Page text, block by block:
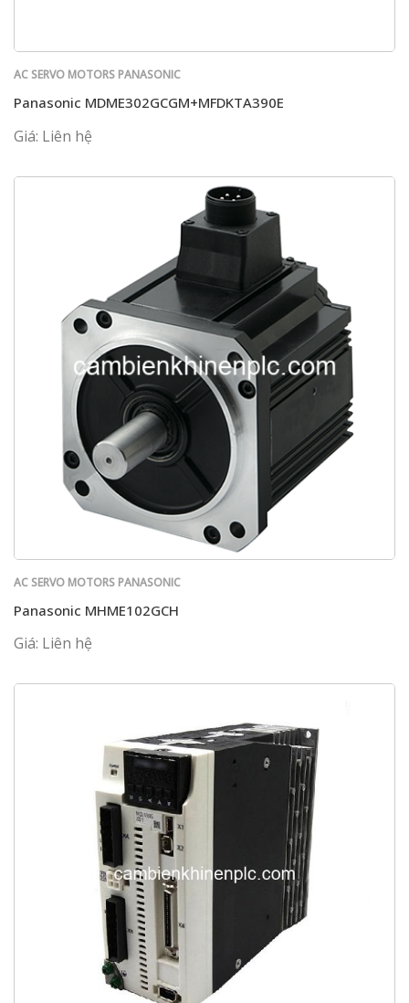
AC SERVO MOTORS PANASONIC
Panasonic MDME302GCGM+MFDKTA390E
Giá: Liên hệ
AC SERVO MOTORS PANASONIC
Panasonic MHME102GCH
Giá: Liên hệ